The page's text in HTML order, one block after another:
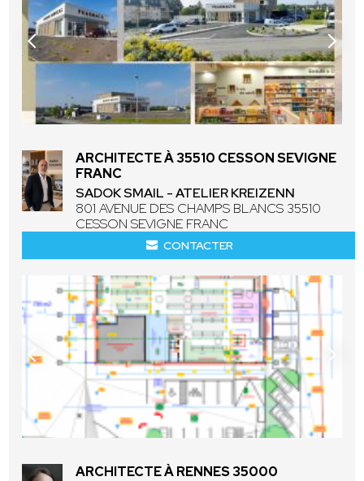
ARCHITECTE À 35510 CESSON SEVIGNE
FRANC
SADOK SMAIL - ATELIER KREIZENN
801 AVENUE DES CHAMPS BLANCS 35510
CESSON SEVIGNE FRANC
CONTACTER
ARCHITECTE À RENNES 35000